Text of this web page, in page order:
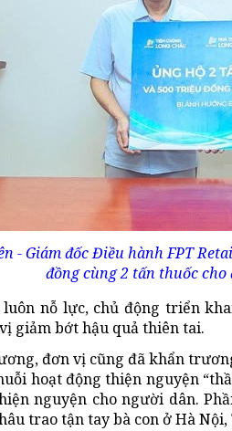
- Giám đốc Điều hành FPT
đồng cùng 2 tấn thuốc cho
nỗ lực, chủ động triển
giảm bớt hậu quả thiên tai.
đơn vị cũng đã khẩn
hoạt động thiện nguyện
nguyện cho người dân.
trao tận tay bà con ở Hà Nội,